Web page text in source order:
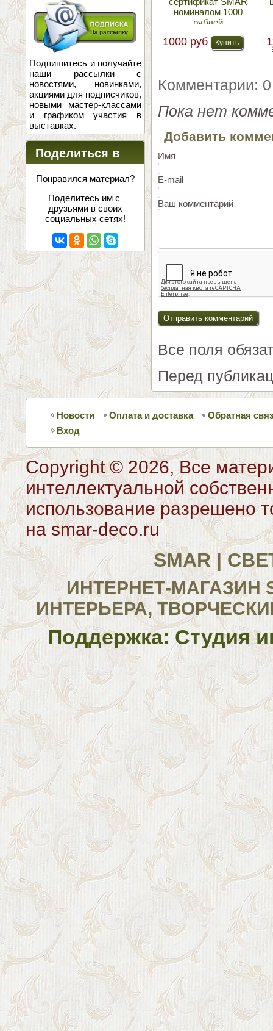
новости
Подпишитесь и получайте
наши рассылки с
новостями, новинками,
акциями для подписчиков,
новыми мастер-классами
и графиком участия в
выставках.
Поделиться в
соцсетях
Понравился материал?
Поделитесь им с
друзьями в своих
социальных сетях!
номиналом 1000
рублей
1000 руб
Комментарии: 0
Пока нет
Добавить
Имя
E-mail
Ваш комментарий
Все поля
Перед
Новости Оплата и доставка
Обратная
Вход
Copyright © 2026, Все
интеллектуальной
использование разрешено
на smar-deco.ru
SMAR |
ИНТЕРНЕТ-МАГАЗИН
ИНТЕРЬЕРА,
Поддержка: Студия